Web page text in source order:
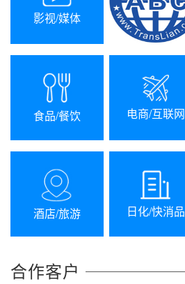
影视/媒体
食品/餐饮 电商/互联网
酒店/旅游 日化/快消品
合作客户